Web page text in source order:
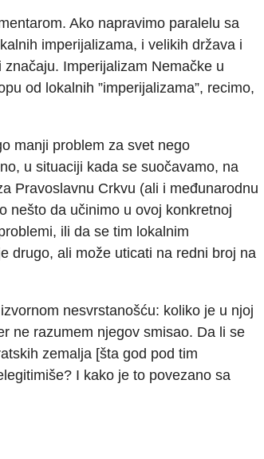
Ako napravimo paralelu sa
imperijalizama, i velikih država i
Imperijalizam Nemačke u
od lokalnih ”imperijalizama”, recimo,
manji problem za svet nego
u situaciji kada se suočavamo, na
Pravoslavnu Crkvu (ali i međunarodnu
nešto da učinimo u ovoj konkretnoj
ili da se tim lokalnim
drugo, ali može uticati na redni broj na
nesvrstanošću: koliko je u njoj
ne razumem njegov smisao. Da li se
zemalja [šta god pod tim
I kako je to povezano sa